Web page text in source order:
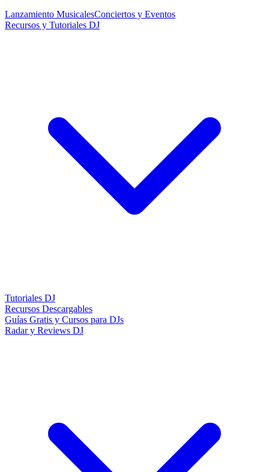
Lanzamiento MusicalesConciertos y Eventos
Recursos y Tutoriales DJ
Tutoriales DJ
Recursos Descargables
Guías Gratis y Cursos para DJs
Radar y Reviews DJ